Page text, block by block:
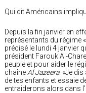
Qui dit Américains
Depuis la fin janvier en
représentants du régime
précisé le lundi 4 janvier
président Farouk Al-
peuple et pour aider le
chaîne Al Jazeera. «Je
de tes enfants et essaie
entraiderons alors dans